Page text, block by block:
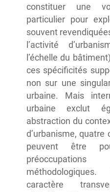
constituer une
particulier pour
souvent
l’activité
l’échelle du
ces spécificités
non sur une
urbaine. Mais
urbaine exclut
abstraction du
d’urbanisme,
peuvent être
caractère